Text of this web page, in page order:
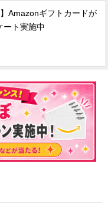
Amazonギフトカードが
ート実施中